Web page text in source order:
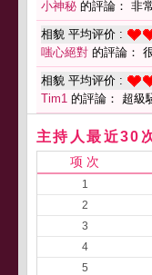
小神秘 的評論： 非
相貌 平均评价 :
嗤心絕對 的評論：
相貌 平均评价 :
Tim1 的評論： 超級
主持人最近30
项 次
1
2
3
4
5